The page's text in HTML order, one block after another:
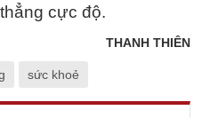
cực độ.
THANH THIÊN
sức khoẻ